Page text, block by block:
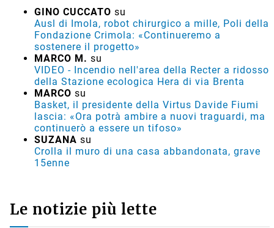
GINO CUCCATO su
Ausl di Imola, robot chirurgico a mille, Poli della
Fondazione Crimola: «Continueremo a
sostenere il progetto»
MARCO M. su
VIDEO - Incendio nell'area della Recter a ridosso
della Stazione ecologica Hera di via Brenta
MARCO su
Basket, il presidente della Virtus Davide Fiumi
lascia: «Ora potrà ambire a nuovi traguardi, ma
continuerò a essere un tifoso»
SUZANA su
Crolla il muro di una casa abbandonata, grave
15enne
Le notizie più lette